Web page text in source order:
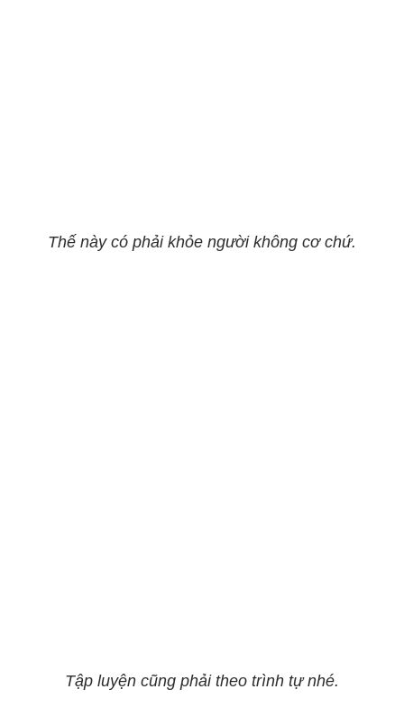
Thế này có phải khỏe người không cơ chứ.
Tập luyện cũng phải theo trình tự nhé.